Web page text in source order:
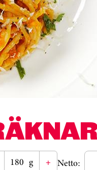
g + Netto: